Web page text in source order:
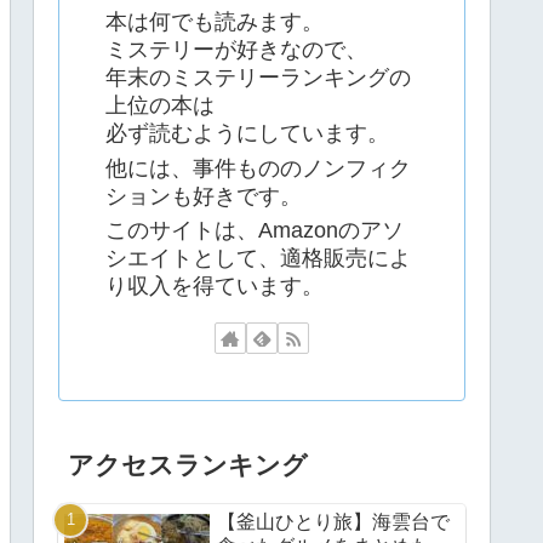
本は何でも読みます。
ミステリーが好きなので、
年末のミステリーランキングの
上位の本は
必ず読むようにしています。
他には、事件もののノンフィク
ションも好きです。
このサイトは、Amazonのアソ
シエイトとして、適格販売によ
り収入を得ています。
アクセスランキング
【釜山ひとり旅】海雲台で